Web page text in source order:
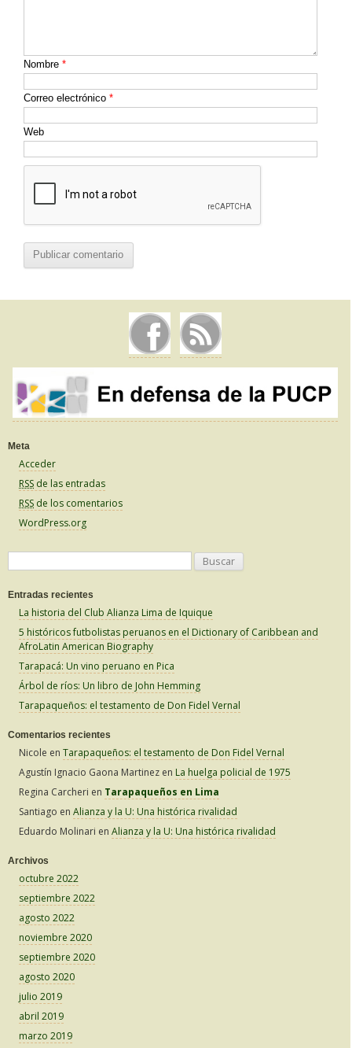
Nombre *
Correo electrónico *
Web
Meta
Acceder
RSS de las entradas
RSS de los comentarios
WordPress.org
sEntradas recientes
La historia del Club Alianza Lima de Iquique
5 históricos futbolistas peruanos en el Dictionary of Caribbean and
AfroLatin American Biography
Tarapacá: Un vino peruano en Pica
Árbol de ríos: Un libro de John Hemming
Tarapaqueños: el testamento de Don Fidel Vernal
Comentarios recientes
Nicole en Tarapaqueños: el testamento de Don Fidel Vernal
Agustín Ignacio Gaona Martinez en La huelga policial de 1975
Regina Carcheri en Tarapaqueños en Lima
Santiago en Alianza y la U: Una histórica rivalidad
Eduardo Molinari en Alianza y la U: Una histórica rivalidad
Archivos
octubre 2022
septiembre 2022
agosto 2022
noviembre 2020
septiembre 2020
agosto 2020
julio 2019
abril 2019
marzo 2019